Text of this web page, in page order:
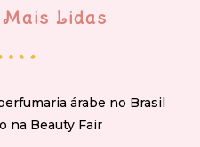
Lidas
árabe no Brasil
na Beauty Fair